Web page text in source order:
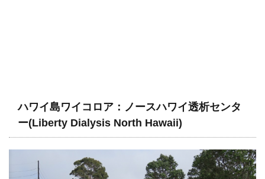
ハワイ島ワイコロア：ノースハワイ透析センタ
ー(Liberty Dialysis North Hawaii)